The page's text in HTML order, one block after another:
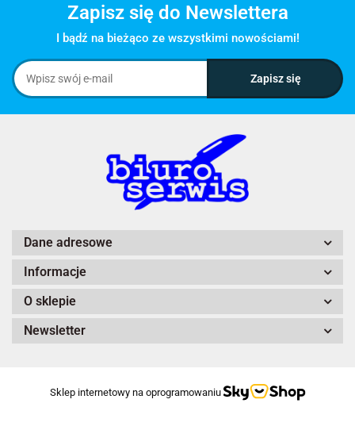
Zapisz się do Newslettera
I bądź na bieżąco ze wszystkimi nowościami!
Dane adresowe
Informacje
O sklepie
Newsletter
Sklep internetowy na oprogramowaniu